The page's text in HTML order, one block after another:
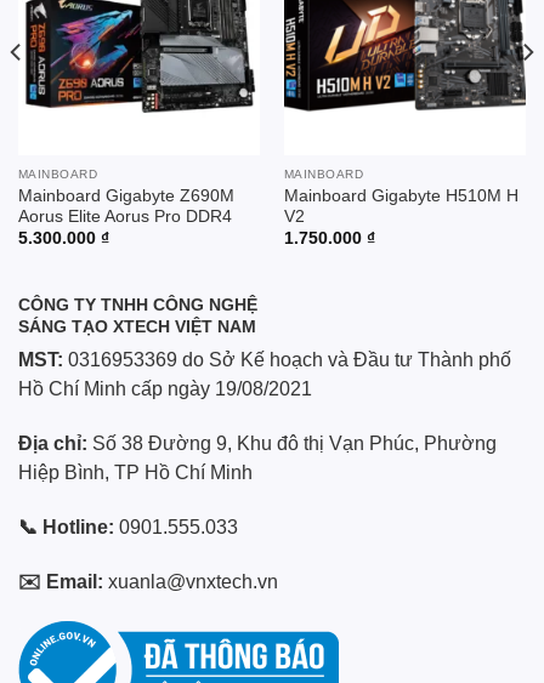
MAINBOARD
Mainboard Gigabyte Z690M
Aorus Elite Aorus Pro DDR4
5.300.000 ₫
MAINBOARD
Mainboard Gigabyte H510M H
V2
1.750.000 ₫
CÔNG TY TNHH CÔNG NGHỆ
SÁNG TẠO XTECH VIỆT NAM
MST: 0316953369 do Sở Kế hoạch và Đầu tư Thành phố
Hồ Chí Minh cấp ngày 19/08/2021
Địa chỉ: Số 38 Đường 9, Khu đô thị Vạn Phúc, Phường
Hiệp Bình, TP Hồ Chí Minh
📞 Hotline: 0901.555.033
✉️ Email: xuanla@vnxtech.vn